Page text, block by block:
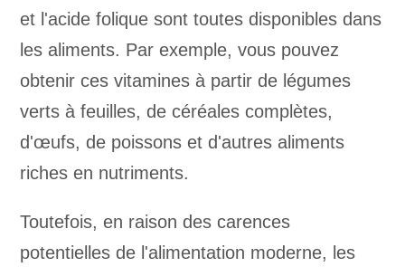
et l'acide folique sont toutes disponibles dans
les aliments. Par exemple, vous pouvez
obtenir ces vitamines à partir de légumes
verts à feuilles, de céréales complètes,
d'œufs, de poissons et d'autres aliments
riches en nutriments.
Toutefois, en raison des carences
potentielles de l'alimentation moderne, les